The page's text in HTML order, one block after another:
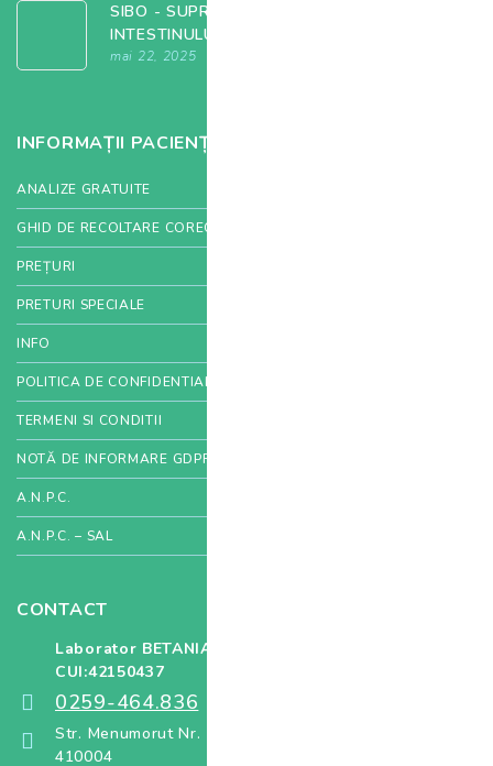
SIBO - SUPRACOLONIZAREA BACTERIANĂ A
INTESTINULUI SUBȚIRE
mai 22, 2025
INFORMAȚII PACIENȚI
ANALIZE GRATUITE
GHID DE RECOLTARE CORECTĂ
PREȚURI
PRETURI SPECIALE
INFO
POLITICA DE CONFIDENTIALITATE
TERMENI SI CONDITII
NOTĂ DE INFORMARE GDPR
A.N.P.C.
A.N.P.C. – SAL
CONTACT
Laborator BETANIA SRL
CUI:42150437
0259-464.836
Str. Menumorut Nr. 12 Oradea, Bihor, Cod poștal
410004